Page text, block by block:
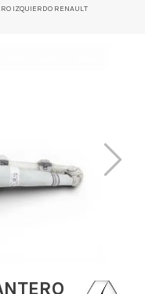
IZQUIERDO RENAULT